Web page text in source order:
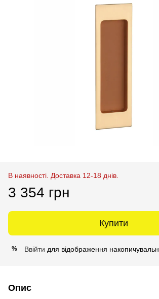
В наявності. Доставка 12-18 днів.
3 354 грн
Купити
% Ввійти для відображення
Опис